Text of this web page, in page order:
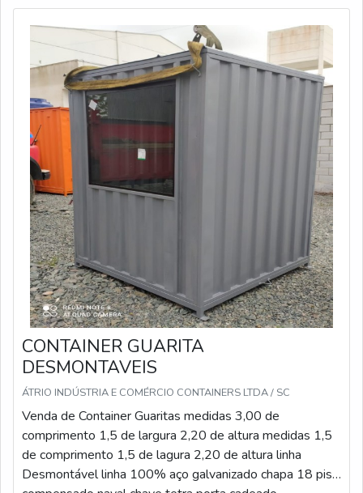
CONTAINER GUARITA
DESMONTAVEIS
ÁTRIO INDÚSTRIA E COMÉRCIO CONTAINERS LTDA / SC
Venda de Container Guaritas medidas 3,00 de
comprimento 1,5 de largura 2,20 de altura medidas 1,5
de comprimento 1,5 de lagura 2,20 de altura linha
Desmontável linha 100% aço galvanizado chapa 18 piso